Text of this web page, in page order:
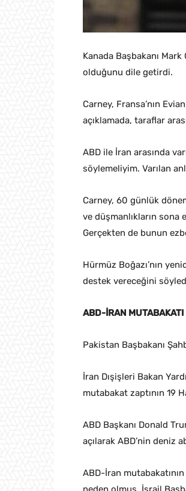
Kanada Başbakanı
olduğunu dile getirdi.
Carney, Fransa’nın
açıklamada, taraflar
ABD ile İran arasında
söylemeliyim. Varılan
Carney, 60 günlük
ve düşmanlıkların sona
Gerçekten de bunun
Hürmüz Boğazı’nın
destek vereceğini
ABD-İRAN MUTABAKATI
Pakistan Başbakanı
İran Dışişleri Bakan
mutabakat zaptının 19
ABD Başkanı Donald
açılarak ABD’nin deniz
ABD-İran mutabakatının